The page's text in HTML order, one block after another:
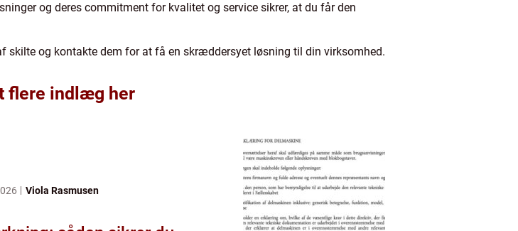
og deres commitment for kvalitet og service sikrer, at du får den
skilte og kontakte dem for at få en skræddersyet løsning til din virksomhed.
flere indlæg her
Viola Rasmusen